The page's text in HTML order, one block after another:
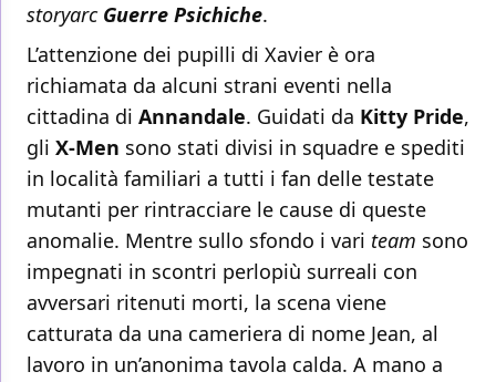
storyarc Guerre Psichiche.
L’attenzione dei pupilli di Xavier è ora
richiamata da alcuni strani eventi nella
cittadina di Annandale. Guidati da Kitty Pride,
gli X-Men sono stati divisi in squadre e spediti
in località familiari a tutti i fan delle testate
mutanti per rintracciare le cause di queste
anomalie. Mentre sullo sfondo i vari team sono
impegnati in scontri perlopiù surreali con
avversari ritenuti morti, la scena viene
catturata da una cameriera di nome Jean, al
lavoro in un’anonima tavola calda. A mano a